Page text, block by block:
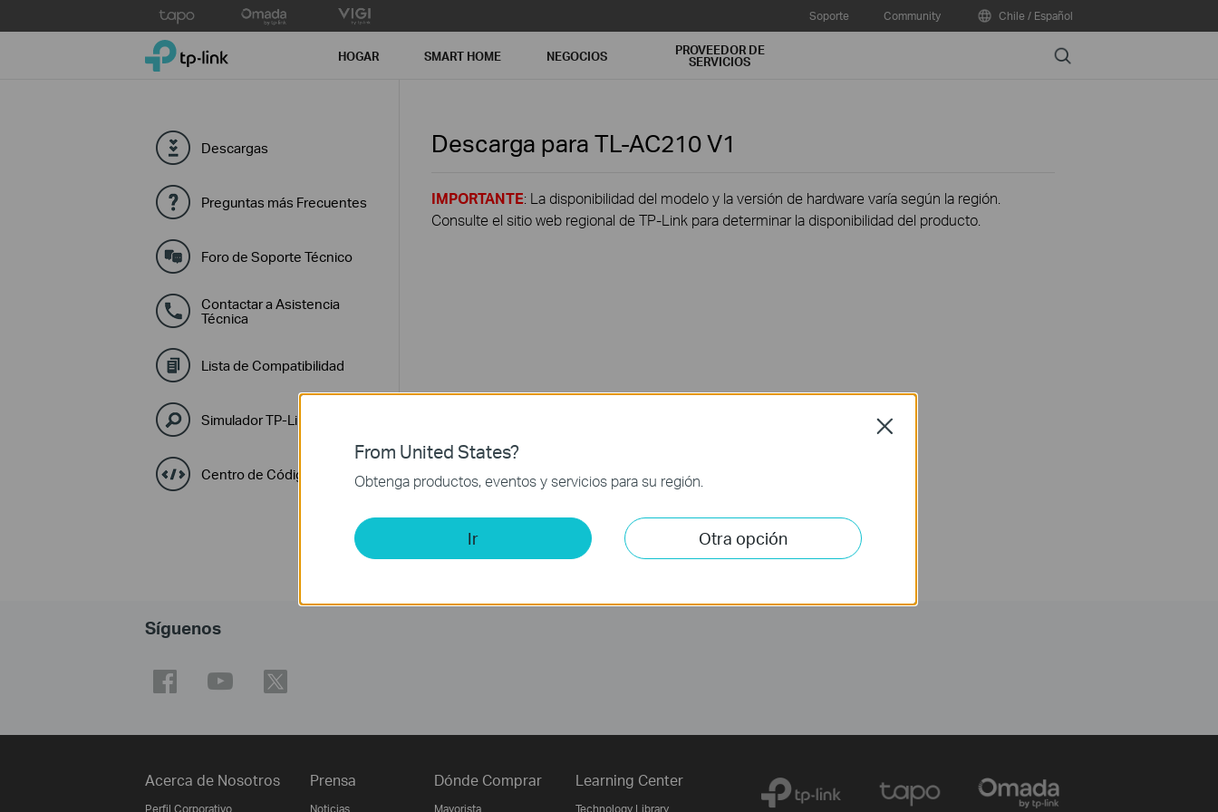
to
Soporte Community Chile / Español
TP-Link, Reliably Smart HOGAR SMART HOME NEGOCIOS PROVEEDOR DE
SERVICIOS Search
Descargas
Preguntas más Frecuentes
Foro de Soporte Técnico
Contactar a Asistencia
Técnica
Lista de Compatibilidad
Simulador TP-Link
Centro de Códigos GPL
Descarga para TL-AC210V1
IMPORTANTE: La disponibilidad del modelo y la versión de hardware varía según la región.
Consulte el sitio web regional de TP-Link para determinar la disponibilidad del producto.
Síguenos
Acerca de Nosotros
Perfil Corporativo
Prensa
Noticias
Dónde Comprar
Mayorista
Learning Center
Technology Library
From United States?
Obtenga productos, eventos y servicios para su región.
Ir Otra opción
Close